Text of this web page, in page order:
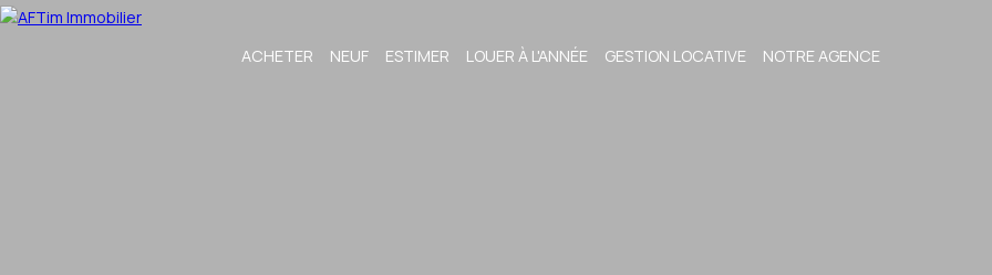
ACHETER NEUF ESTIMER LOUER À L'ANNÉE GESTION LOCATIVE NOTRE AGENCE